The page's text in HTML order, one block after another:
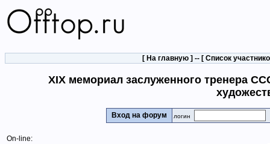
[ На главную ] -- [ Список
XIХ мемориал заслуженного тренера
Вход на форум логин
On-line: